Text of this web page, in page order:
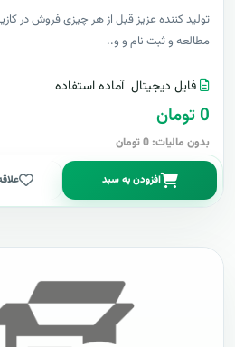
توليد کننده عزيز قبل از هر چیزی فروش در
مطالعه و ثبت نام و و..
فایل دیجیتال آماده استفاده
0 تومان
بدون مالیات: 0 تومان
افزودن به سبد